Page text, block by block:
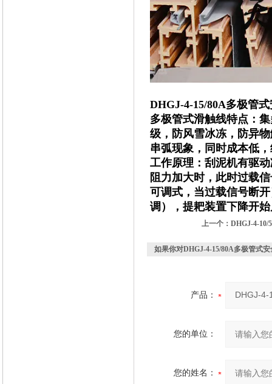
DHGJ-4-15/80A多极管
多极管式滑触线特点：
级，防风雪冰冻，防异
串弧现象，同时成本低
工作原理：刮泥机有驱
阻力加大时，此时过载
可调式，当过载信号断
调），提耙装置下降开
上一个： DHGJ-4-10/
如果你对DHGJ-4-15/80A多极管式
产品：
您的单位：
您的姓名：